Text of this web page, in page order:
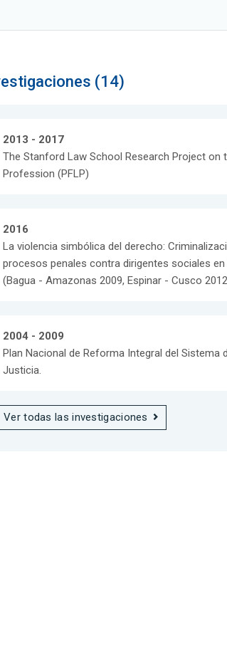
(14)
2013 - 2017
The Stanford Law School Research Project on
Profession (PFLP)
2016
La violencia simbólica del derecho:
procesos penales contra dirigentes sociales
(Bagua - Amazonas 2009, Espinar - Cusco
2004 - 2009
Plan Nacional de Reforma Integral del Sistema
Justicia.
Ver todas las investigaciones